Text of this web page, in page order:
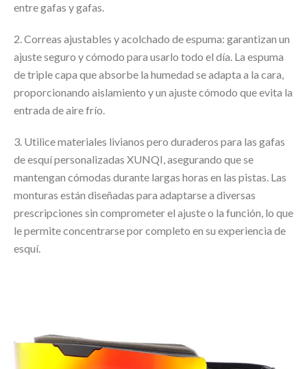
entre gafas y gafas.
2. Correas ajustables y acolchado de espuma: garantizan un
ajuste seguro y cómodo para usarlo todo el día. La espuma
de triple capa que absorbe la humedad se adapta a la cara,
proporcionando aislamiento y un ajuste cómodo que evita la
entrada de aire frío.
3. Utilice materiales livianos pero duraderos para las gafas
de esquí personalizadas XUNQI, asegurando que se
mantengan cómodas durante largas horas en las pistas. Las
monturas están diseñadas para adaptarse a diversas
prescripciones sin comprometer el ajuste o la función, lo que
le permite concentrarse por completo en su experiencia de
esquí.